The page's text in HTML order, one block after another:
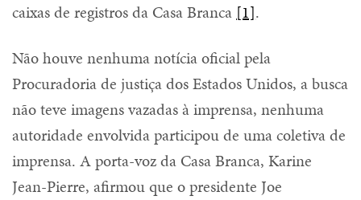
caixas de registros da Casa Branca [1].
Não houve nenhuma notícia oficial pela
Procuradoria de justiça dos Estados Unidos, a busca
não teve imagens vazadas à imprensa, nenhuma
autoridade envolvida participou de uma coletiva de
imprensa. A porta-voz da Casa Branca, Karine
Jean-Pierre, afirmou que o presidente Joe